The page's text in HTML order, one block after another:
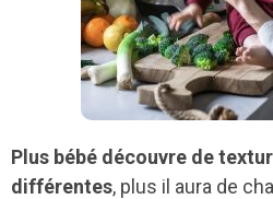
Plus bébé découvre de
différentes, plus il aura de